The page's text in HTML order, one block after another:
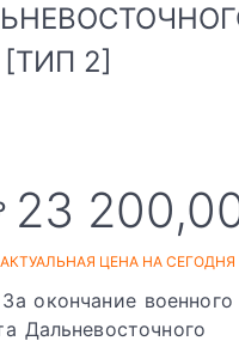
2]
23
АКТУАЛЬНАЯ ЦЕНА НА СЕГОДНЯ
окончание военного
Дальневосточного